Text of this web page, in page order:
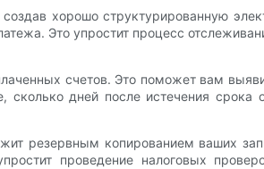
хорошо структурированную
Это упростит процесс
счетов. Это поможет вам
сколько дней после истечения срока
резервным копированием ваших
проведение налоговых